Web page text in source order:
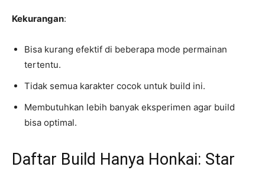
Kekurangan:
Bisa kurang efektif di beberapa mode permainan
tertentu.
Tidak semua karakter cocok untuk build ini.
Membutuhkan lebih banyak eksperimen agar build
bisa optimal.
Daftar Build Hanya Honkai: Star